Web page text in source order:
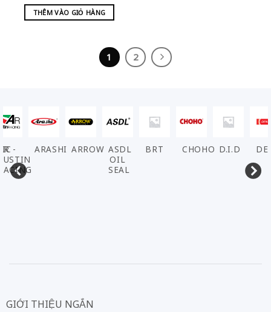
THÊM VÀO GIỎ HÀNG
1 2
-
ARASHI ARROW ASDL
OIL
SEAL
BRT CHOHO D.I.D
GIỚI THIỆU NGẮN